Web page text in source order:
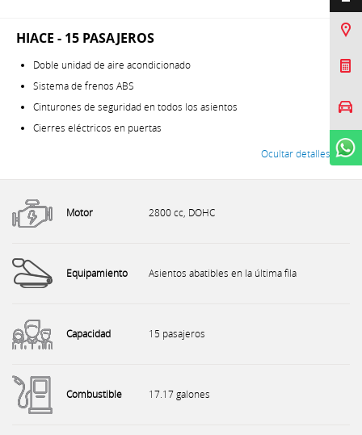
HIACE - 15 PASAJEROS
Doble unidad de aire acondicionado
Sistema de frenos ABS
Cinturones de seguridad en todos los asientos
Cierres eléctricos en puertas
Ocultar detalles
Motor 2800 cc, DOHC
Equipamiento Asientos abatibles en la última fila
Capacidad 15 pasajeros
Combustible 17.17 galones
Agendar prueba de
manejo